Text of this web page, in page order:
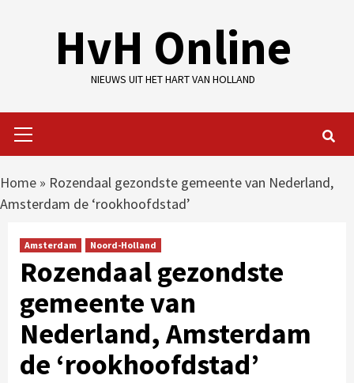
HvH Online
NIEUWS UIT HET HART VAN HOLLAND
Menu
Home » Rozendaal gezondste gemeente van Nederland,
Amsterdam de ‘rookhoofdstad’
Amsterdam Noord-Holland
Rozendaal gezondste
gemeente van
Nederland, Amsterdam
de ‘rookhoofdstad’